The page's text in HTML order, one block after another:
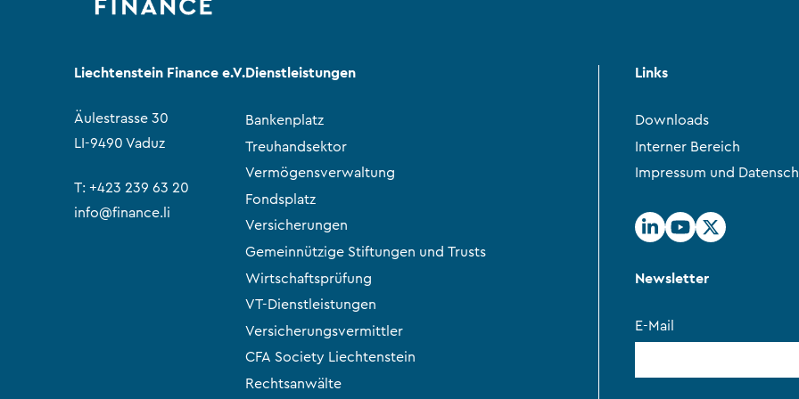
Liechtenstein Finance e.V.
Äulestrasse 30
LI-9490 Vaduz
T:+423 239 63 20
info@finance.li
Dienstleistungen
Bankenplatz
Treuhandsektor
Vermögensverwaltung
Fondsplatz
Versicherungen
Gemeinnützige Stiftungen und Trusts
Wirtschaftsprüfung
VT-Dienstleistungen
Versicherungsvermittler
CFA Society Liechtenstein
Rechtsanwälte
Links
Downloads
Interner Bereich
Impressum und
Newsletter
E-Mail